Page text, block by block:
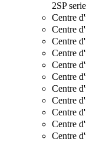
2SP
Centre
Centre
Centre
Centre
Centre
Centre
Centre
Centre
Centre
Centre
Centre